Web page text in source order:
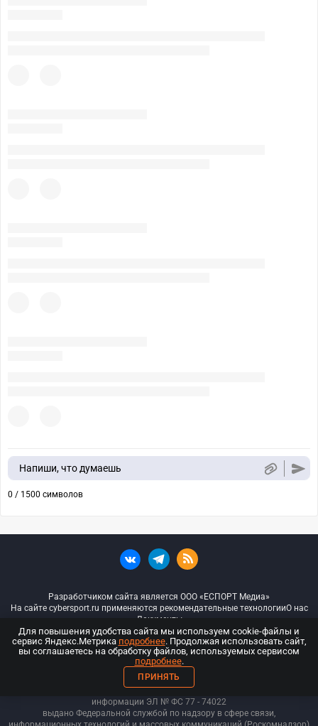
Напиши, что думаешь
0 / 1500 символов
Разработчиком сайта является ООО «ЕСПОРТ Медиа»
На сайте cybersport.ru применяются рекомендательные технологииО нас
Документы
© ООО «Киберспорт.ру» — Все права защищены
18+
ООО «Киберспорт.ру». Свидетельство о регистрации средств массовой
информации ЭЛ № ФС 77 - 74022
выдано Федеральной службой по надзору в сфере связи,
Для повышения удобства сайта мы используем cookie-файлы и
сервис Яндекс.Метрика подробнее. Продолжая использовать сайт,
вы соглашаетесь на обработку файлов, используемых сервисом
подробнее.
ПРИНЯТЬ